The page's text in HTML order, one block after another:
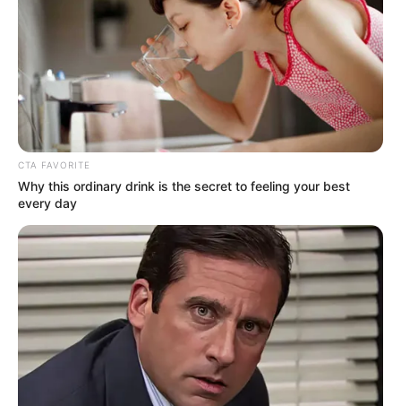
Υγειονομικοί: Επιστολή-κόλαφος στην
επέτειο των αναστολών..
Παρασκευή, 2 Σεπτεμβρίου 2022, 15:39
Υγειονομικοί: Επιστολή-κόλαφος στην επέτειο των...
REINER FUELLMICH ΓΙΑ ΤΗΝ
ΝΥΡΕΜΒΕΡΓΗ 2: «ΣΕ 2 ΕΩΣ 3
ΕΒΔΟΜΑΔΕΣ, ΘΑ...
Η Εκδικητική μανία της
κυβέρνησης Μητσοτάκη
εναντίον αυτού που έβγαλε
την αλήθεια...
CTA FAVORITE
Why this ordinary drink is the secret to feeling your best
every day